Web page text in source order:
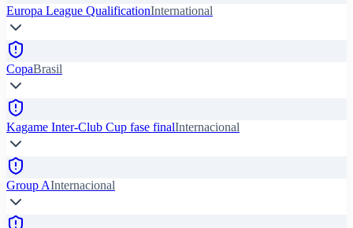
Europa League QualificationInternational
CopaBrasil
Kagame Inter-Club Cup fase finalInternacional
Group AInternacional